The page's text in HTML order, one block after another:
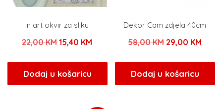
In art okvir za sliku
22,00KMIzvorna
bila
je:
15,40 KM
15,40 KM.
Dodaj u košaricu
Dekor Cam zdjela 40cm
58,00KM Izvorna
bila
je:
29,00 KM
Dodaj u košaricu